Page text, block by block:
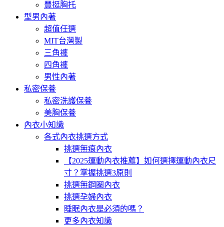
豐挺胸托
型男內著
超值任選
MIT台灣製
三角褲
四角褲
男性內著
私密保養
私密洗護保養
美胸保養
內衣小知識
各式內衣挑選方式
挑選無痕內衣
【2025運動內衣推薦】如何選擇運動內衣尺
寸？掌握挑選3原則
挑選無鋼圈內衣
挑選孕婦內衣
睡眠內衣是必須的嗎？
更多內衣知識